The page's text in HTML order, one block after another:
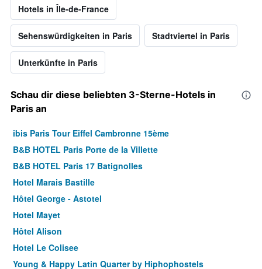
Hotels in Île-de-France
Sehenswürdigkeiten in Paris Stadtviertel in Paris
Unterkünfte in Paris
Schau dir diese beliebten 3-Sterne-Hotels in
Paris an
ibis Paris Tour Eiffel Cambronne 15ème
B&B HOTEL Paris Porte de la Villette
B&B HOTEL Paris 17 Batignolles
Hotel Marais Bastille
Hôtel George - Astotel
Hotel Mayet
Hôtel Alison
Hotel Le Colisee
Young & Happy Latin Quarter by Hiphophostels